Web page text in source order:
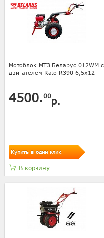
Мотоблок МТЗ Беларус 012WM с
двигателем Rato R390 6,5х12
4500.00р.
Купить в один клик
В корзину